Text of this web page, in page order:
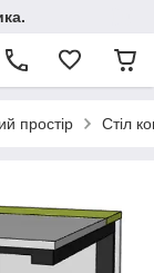
простір Стіл